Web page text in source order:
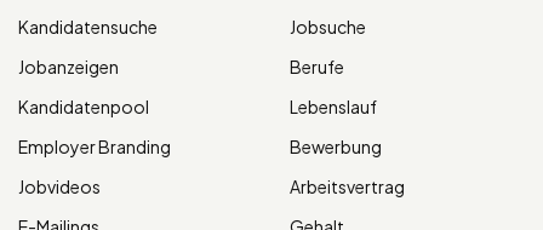
Kandidatensuche
Jobanzeigen
Kandidatenpool
Employer Branding
Jobvideos
Jobsuche
Berufe
Lebenslauf
Bewerbung
Arbeitsvertrag